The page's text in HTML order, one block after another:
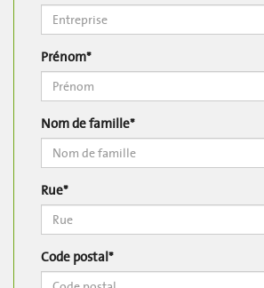
Prénom*
Nom de famille*
Rue*
Code postal*